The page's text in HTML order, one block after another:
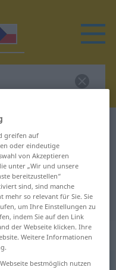
Übersetzung
greifen auf
oder eindeutige
von Akzeptieren
unter „Wir und unsere
bereitzustellen“
sind, sind manche
mehr so relevant für Sie. Sie
um Ihre Einstellungen zu
indem Sie auf den Link
der Webseite klicken. Ihre
Weitere Informationen
bestmöglich nutzen